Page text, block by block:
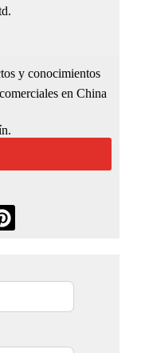
y conocimientos
en China